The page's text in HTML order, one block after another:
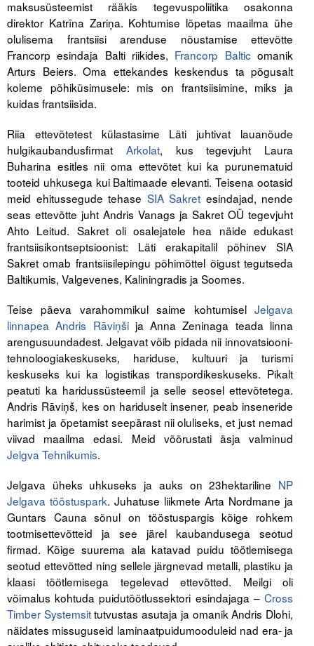
Liitu meililistiga
Oskusteave
Incoterms® 2020
Abimaterjalid
Projektid
maksusüsteemist rääkis tegevuspoliitika osakonna
direktor Katrīna Zariņa. Kohtumise lõpetas maailma ühe
olulisema frantsiisi arenduse nõustamise ettevõtte
Francorp esindaja Balti riikides, Francorp Balticomanik
Arturs Beiers. Oma ettekandes keskendus ta põgusalt
koleme põhiküsimusele: mis on frantsiisimine, miks ja
kuidas frantsiisida.
Riia ettevõtetest külastasime Läti juhtivat lauanõude
hulgikaubandusfirmat Arkolat, kus tegevjuht Laura
Buharina esitles nii oma ettevõtet kui ka purunematuid
tooteid uhkusega kui Baltimaade elevanti. Teisena ootasid
meid ehitussegude tehase SIA Sakret esindajad, nende
seas ettevõtte juht Andris Vanags ja Sakret OÜ tegevjuht
Ahto Leitud. Sakret oli osalejatele hea näide edukast
frantsiisikontseptsioonist: Läti erakapitalil põhinev SIA
Sakret omab frantsiisilepingu põhimõttel õigust tegutseda
Baltikumis, Valgevenes, Kaliningradis ja Soomes.
Teise päeva varahommikul saime kohtumisel Jelgava
linnapea Andris Rāviņšija Anna Zeninaga teada linna
arengusuundadest. Jelgavat võib pidada nii innovatsiooni-
tehnoloogiakeskuseks, hariduse, kultuuri ja turismi
keskuseks kui ka logistikas transpordikeskuseks. Pikalt
peatuti ka haridussüsteemil ja selle seosel ettevõtetega.
Andris Rāviņš, kes on hariduselt insener, peab inseneride
harimist ja õpetamist seepärast nii oluliseks, et just nemad
viivad maailma edasi. Meid võõrustati äsja valminud
Jelgva Tehnikumis.
Jelgava üheks uhkuseks ja auks on 23hektariline NP
Jelgava tööstuspark. Juhatuse liikmete Arta Nordmane ja
Guntars Cauna sõnul on tööstuspargis kõige rohkem
tootmisettevõtteid ja see järel kaubandusega seotud
firmad. Kõige suurema ala katavad puidu töötlemisega
seotud ettevõtted ning sellele järgnevad metalli, plastiku ja
klaasi töötlemisega tegelevad ettevõtted. Meilgi oli
võimalus kohtuda puidutöötlussektori esindajaga – Cross
Timber Systemsittutvustas asutaja ja omanik Andris Dlohi,
näidates missuguseid laminaatpuidumooduleid nad era- ja